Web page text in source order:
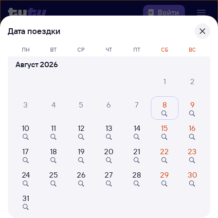
Войти
Выберите день, чтобы найтиж/д
билеты Нерехта — Нижнеудинск
Куда
Когда
Кто едет
Найти поезда
Дата поездки
ПН ВТ СР ЧТ ПТ СБ ВС
Август 2026
1
2
3 4 5 6 7 8 9
10 11 12 13 14 15 16
17 18 19 20 21 22 23
24 25 26 27 28 29 30
31